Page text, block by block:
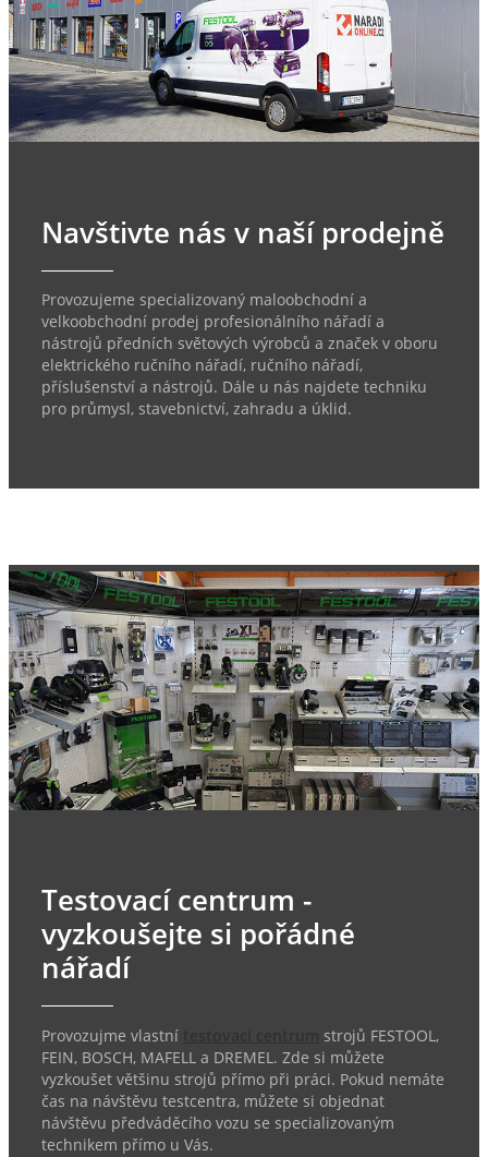
Navštivte nás v naší prodejně
Provozujeme specializovaný maloobchodní a
velkoobchodní prodej profesionálního nářadí a
nástrojů předních světových výrobců a značek v oboru
elektrického ručního nářadí, ručního nářadí,
příslušenství a nástrojů. Dále u nás najdete techniku
pro průmysl, stavebnictví, zahradu a úklid.
Testovací centrum -
vyzkoušejte si pořádné
nářadí
Provozujme vlastní
strojů FESTOOL,
FEIN, BOSCH, MAFELL a DREMEL. Zde si můžete
vyzkoušet většinu strojů přímo při práci. Pokud nemáte
čas na návštěvu testcentra, můžete si objednat
návštěvu předváděcího vozu se specializovaným
technikem přímo u Vás.